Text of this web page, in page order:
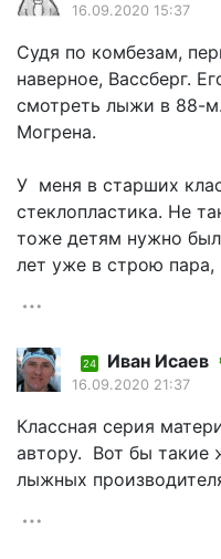
16.09.2020 15:37
Судя по комбезам,
наверное, Вассберг.
смотреть лыжи в 88-
Могрена.
У меня в старших
стеклопластика. Не
тоже детям нужно
лет уже в строю пара,
24 Иван Исаев
16.09.2020 21:37
Классная серия
автору. Вот бы такие
лыжных